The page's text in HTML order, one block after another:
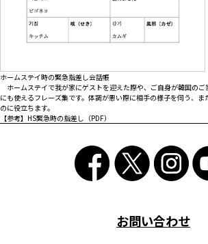
ホームステイ時の緊急指差し会話帳
ホームステイで我が家にゲストを迎えた際や、ご自身が韓国の
にも使えるフレーズ集です。体調が悪い際に相手の様子を伺う、
のに役立ちます。
【参考】HS緊急時の指差し（PDF）
お問い合わせ